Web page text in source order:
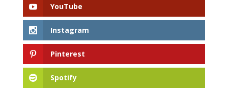
YouTube
Instagram
Pinterest
Spotify